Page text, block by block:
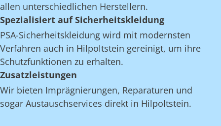
allen unterschiedlichen Herstellern.
Spezialisiert auf Sicherheitskleidung
PSA-Sicherheitskleidung wird mit modernsten
Verfahren auch in Hilpoltstein gereinigt, um ihre
Schutzfunktionen zu erhalten.
Zusatzleistungen
Wir bieten Imprägnierungen, Reparaturen und
sogar Austauschservices direkt in Hilpoltstein.